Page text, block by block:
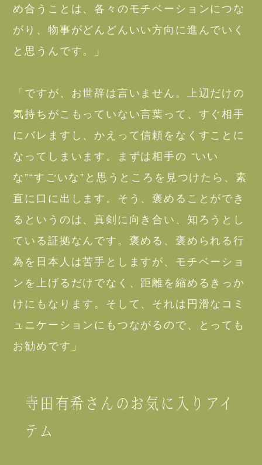
め合うことは、各々のモチベーションにつな
がり、物事がどんどんいい方向に進んでいく
と思うんです。」
「ですが、お世辞は言いません。上辺だけの
気持ちがこもっていない言葉って、すぐ相手
にバレますし、かえって信頼をなくすことに
なってしまいます。まずは相手の “いい
な”“すごいな”と思うところを見つけたら、素
直に口に出します。そう、褒めることができ
るというのは、真剣に向き合い、知ろうとし
ている証拠なんです。褒める、褒められる行
為を日本人は苦手としますが、モチベーショ
ンを上げるだけでなく、距離を縮めるきっか
けにもなります。そして、それは円滑なコミ
ュニケーションにもつながるので、とっても
お勧めです」
寺田有希さんのお気に入りアイ
テム